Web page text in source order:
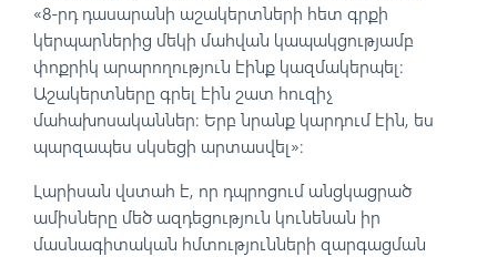
«8-րդ դասարանի աշակերտների հետ գրքի
կերպարներից մեկի մահվան կապակցությամբ
փոքրիկ արարողություն էինք կազմակերպել։
Աշակերտները գրել էին շատ հուզիչ
մահախոսականներ։ Երբ նրանք կարդում էին, ես
պարզապես սկսեցի արտասվել»։
Լարիսան վստահ է, որ դպրոցում անցկացրած
ամիսները մեծ ազդեցություն կունենան իր
մասնագիտական հմտությունների զարգացման